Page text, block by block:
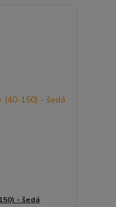
- šedá